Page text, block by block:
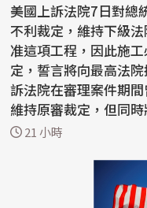
美國上訴法院7日對總
不利裁定，維持下級
准這項工程，因此施
定，誓言將向最高法院提出上訴。
訴法院在審理案件期
維持原審裁定，但同
普有...
21 小時